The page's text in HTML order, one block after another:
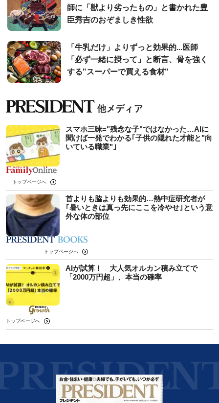
師に「獣より劣ったもの」と書かれた豊
臣秀吉のおぞましき性欲
「牛乳だけ」よりずっと効果的...医師
「必ず一緒に摂って」と断言、骨を強く
する"スーパーで買える食材"
スマホ三昧="残念な子"ではなかった…AIに
聞けば一発でわかる｢子供の隠れた才能と"向
いている職業"｣
トップページへ
首よりも脇よりも効果的…熱中症研究者が
｢暑いときは真っ先にここを冷やせ｣という意
外な体の部位
トップページへ
AIが試算！ 大人気オルカン積み立てで
「2000万円超」、本当の確率
トップページへ